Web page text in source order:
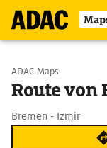
Start wählen
ADAC Maps
Route von
Bremen - Izmir